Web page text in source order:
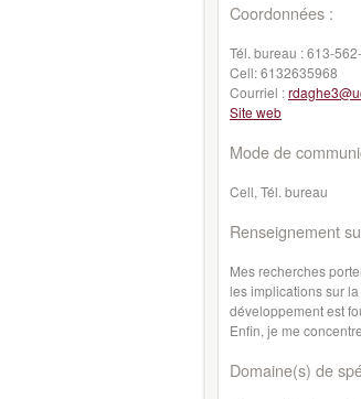
Coordonnées :
Tél. bureau :613-
Cell:6132635968
Courriel :
Site web
Mode de
Cell, Tél. bureau
Renseignement
Mes recherches
les implications sur
développement est
Enfin, je me
Domaine(s) de